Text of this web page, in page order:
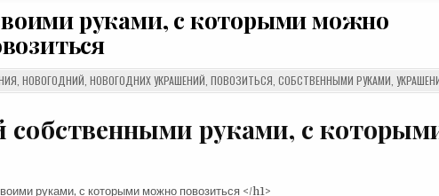
руками, с которыми можно
НОВОГОДНИЙ НОВОГОДНИХ УКРАШЕНИЙ ПОВОЗИТЬСЯ СОБСТВЕННЫМИ РУКАМИ
собственными руками, с